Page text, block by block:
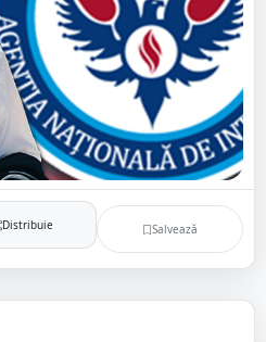
Distribuie Salvează